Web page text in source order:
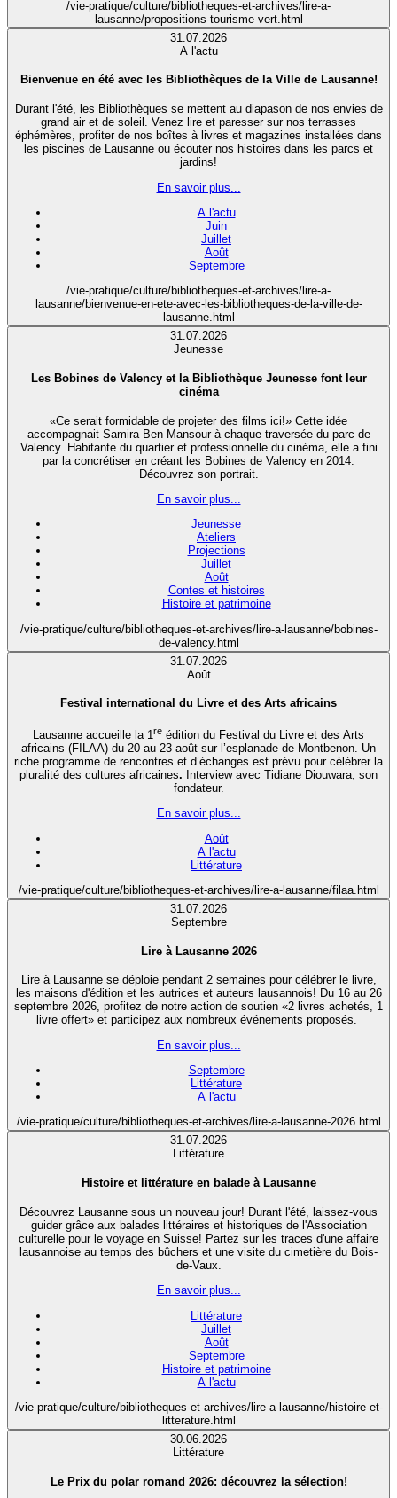
/vie-pratique/culture/bibliotheques-et-archives/lire-a-
lausanne/propositions-tourisme-vert.html
31.07.2026
A l'actu
Bienvenue en été avec les Bibliothèques de la Ville de Lausanne!
Durant l'été, les Bibliothèques se mettent au diapason de nos envies de
grand air et de soleil. Venez lire et paresser sur nos terrasses
éphémères, profiter de nos boîtes à livres et magazines installées dans
les piscines de Lausanne ou écouter nos histoires dans les parcs et
jardins!
En savoir plus...
A l'actu
Juin
Juillet
Août
Septembre
/vie-pratique/culture/bibliotheques-et-archives/lire-a-
lausanne/bienvenue-en-ete-avec-les-bibliotheques-de-la-ville-de-
lausanne.html
31.07.2026
Jeunesse
Les Bobines de Valency et la Bibliothèque Jeunesse font leur
cinéma
«Ce serait formidable de projeter des films ici!» Cette idée
accompagnait Samira Ben Mansour à chaque traversée du parc de
Valency. Habitante du quartier et professionnelle du cinéma, elle a fini
par la concrétiser en créant les Bobines de Valency en 2014.
Découvrez son portrait.
En savoir plus...
Jeunesse
Ateliers
Projections
Juillet
Août
Contes et histoires
Histoire et patrimoine
/vie-pratique/culture/bibliotheques-et-archives/lire-a-lausanne/bobines-
de-valency.html
31.07.2026
Août
Festival international du Livre et des Arts africains
Lausanne accueille la 1re édition du Festival du Livre et des Arts
africains (FILAA) du 20 au 23 août sur l’esplanade de Montbenon. Un
riche programme de rencontres et d’échanges est prévu pour célébrer la
pluralité des cultures africaines. Interview avec Tidiane Diouwara, son
fondateur.
En savoir plus...
Août
A l'actu
Littérature
/vie-pratique/culture/bibliotheques-et-archives/lire-a-lausanne/filaa.html
31.07.2026
Septembre
Lire à Lausanne 2026
Lire à Lausanne se déploie pendant 2 semaines pour célébrer le livre,
les maisons d'édition et les autrices et auteurs lausannois! Du 16 au 26
septembre 2026, profitez de notre action de soutien «2 livres achetés, 1
livre offert» et participez aux nombreux événements proposés.
En savoir plus...
Septembre
Littérature
A l'actu
/vie-pratique/culture/bibliotheques-et-archives/lire-a-lausanne-2026.html
31.07.2026
Littérature
Histoire et littérature en balade à Lausanne
Découvrez Lausanne sous un nouveau jour! Durant l'été, laissez-vous
guider grâce aux balades littéraires et historiques de l'Association
culturelle pour le voyage en Suisse! Partez sur les traces d'une affaire
lausannoise au temps des bûchers et une visite du cimetière du Bois-
de-Vaux.
En savoir plus...
Littérature
Juillet
Août
Septembre
Histoire et patrimoine
A l'actu
/vie-pratique/culture/bibliotheques-et-archives/lire-a-lausanne/histoire-et-
litterature.html
30.06.2026
Littérature
Le Prix du polar romand 2026: découvrez la sélection!